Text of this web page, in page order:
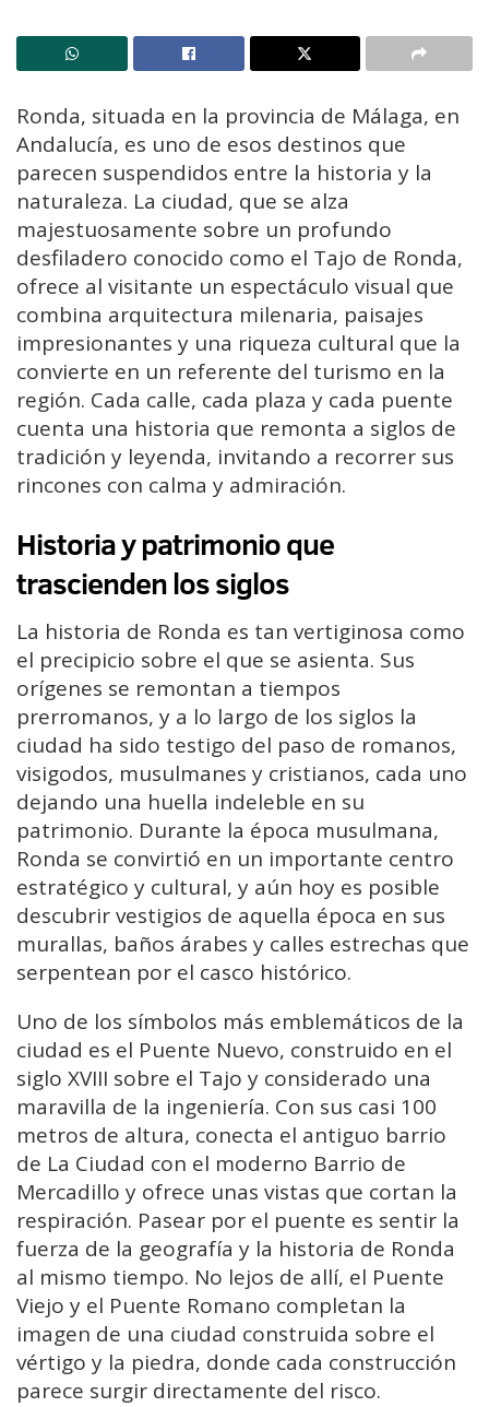
Ronda, situada en la provincia de Málaga, en
Andalucía, es uno de esos destinos que
parecen suspendidos entre la historia y la
naturaleza. La ciudad, que se alza
majestuosamente sobre un profundo
desfiladero conocido como el Tajo de Ronda,
ofrece al visitante un espectáculo visual que
combina arquitectura milenaria, paisajes
impresionantes y una riqueza cultural que la
convierte en un referente del turismo en la
región. Cada calle, cada plaza y cada puente
cuenta una historia que remonta a siglos de
tradición y leyenda, invitando a recorrer sus
rincones con calma y admiración.
Historia y patrimonio que
trascienden los siglos
La historia de Ronda es tan vertiginosa como
el precipicio sobre el que se asienta. Sus
orígenes se remontan a tiempos
prerromanos, y a lo largo de los siglos la
ciudad ha sido testigo del paso de romanos,
visigodos, musulmanes y cristianos, cada uno
dejando una huella indeleble en su
patrimonio. Durante la época musulmana,
Ronda se convirtió en un importante centro
estratégico y cultural, y aún hoy es posible
descubrir vestigios de aquella época en sus
murallas, baños árabes y calles estrechas que
serpentean por el casco histórico.
Uno de los símbolos más emblemáticos de la
ciudad es el Puente Nuevo, construido en el
siglo XVIII sobre el Tajo y considerado una
maravilla de la ingeniería. Con sus casi 100
metros de altura, conecta el antiguo barrio
de La Ciudad con el moderno Barrio de
Mercadillo y ofrece unas vistas que cortan la
respiración. Pasear por el puente es sentir la
fuerza de la geografía y la historia de Ronda
al mismo tiempo. No lejos de allí, el Puente
Viejo y el Puente Romano completan la
imagen de una ciudad construida sobre el
vértigo y la piedra, donde cada construcción
parece surgir directamente del risco.